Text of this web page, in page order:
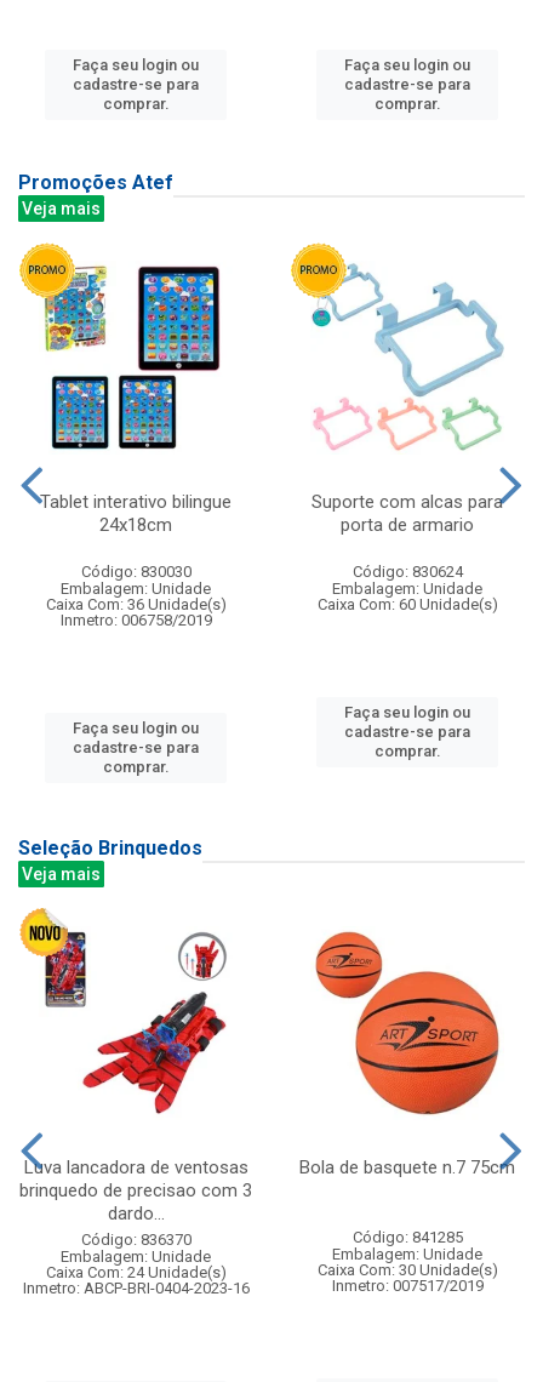
Faça seu login ou
cadastre-se para
comprar.
Faça seu login ou
cadastre-se para
comprar.
Promoções Atef
Veja mais
Tablet interativo bilingue
24x18cm
Código: 830030
Embalagem: Unidade
Caixa Com: 36 Unidade(s)
Inmetro: 006758/2019
Faça seu login ou
cadastre-se para
comprar.
Suporte com alcas para
porta de armario
Código: 830624
Embalagem: Unidade
Caixa Com: 60 Unidade(s)
Faça seu login ou
cadastre-se para
comprar.
Seleção Brinquedos
Veja mais
Luva lancadora de ventosas
brinquedo de precisao com 3
dardo...
Código: 836370
Embalagem: Unidade
Caixa Com: 24 Unidade(s)
Inmetro: ABCP-BRI-0404-2023-16
Bola de basquete n.7 75cm
Código: 841285
Embalagem: Unidade
Caixa Com: 30 Unidade(s)
Inmetro: 007517/2019